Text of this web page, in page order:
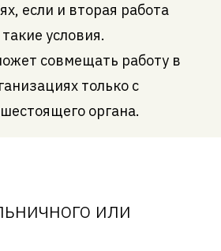
если и вторая работа
условия.
совмещать работу в
только с
органа.
или